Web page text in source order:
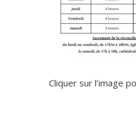
Cliquer sur l’image